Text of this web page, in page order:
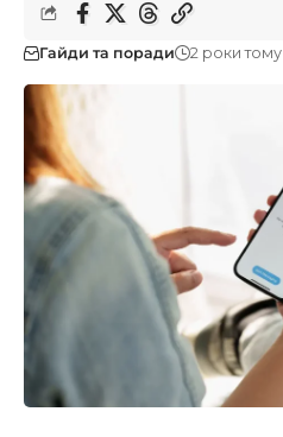
Гайди та поради 2 роки тому